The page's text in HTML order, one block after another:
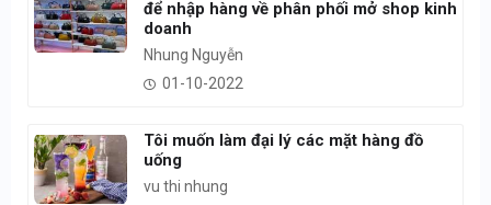
để nhập hàng về phân phối mở shop kinh
doanh
Nhung Nguyễn
01-10-2022
Tôi muốn làm đại lý các mặt hàng đồ
uống
vu thi nhung